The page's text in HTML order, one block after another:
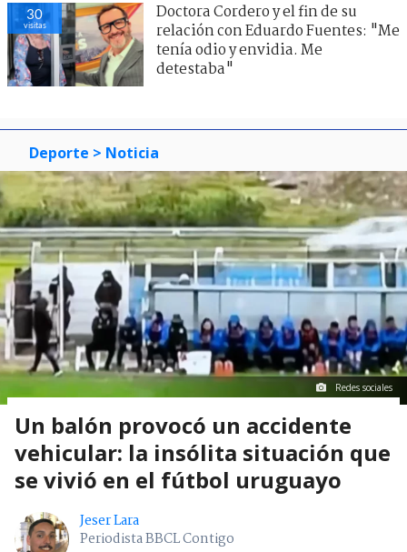
30
visitas
Doctora Cordero y el fin de su
relación con Eduardo Fuentes: "Me
tenía odio y envidia. Me
detestaba"
Deporte > Noticia
Redes sociales
Un balón provocó un accidente
vehicular: la insólita situación que
se vivió en el fútbol uruguayo
Jeser Lara
Periodista BBCL Contigo